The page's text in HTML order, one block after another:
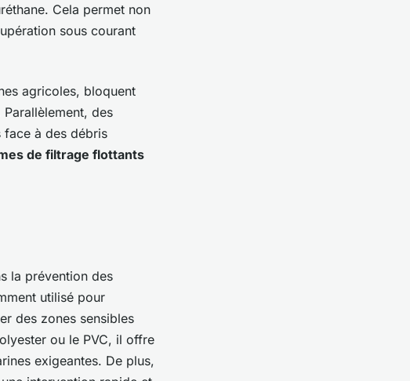
Cela permet non
sous courant
agricoles, bloquent
des
face à des débris
de filtrage flottants
la prévention des
utilisé pour
des zones sensibles
ou le PVC, il offre
exigeantes. De plus,